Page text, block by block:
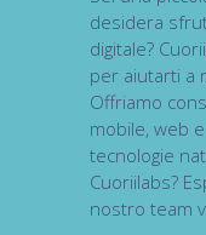
desidera
digitale?
per aiutarti a
Offriamo
mobile, web
tecnologie
Cuoriilabs?
nostro team